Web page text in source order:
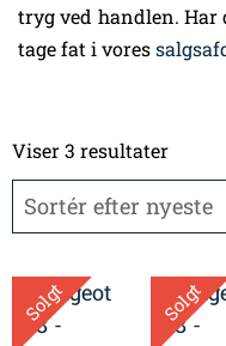
tryg ved handlen. Har
tage fat i vores
Viser 3 resultaterefter
Solgt Solgt